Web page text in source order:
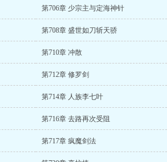
第706章 少宗主与定海神针
第708章 盛世如刀斩天骄
第710章 冲散
第712章 修罗剑
第714章 人族李七叶
第716章 去路再次受阻
第717章 疯魔剑法